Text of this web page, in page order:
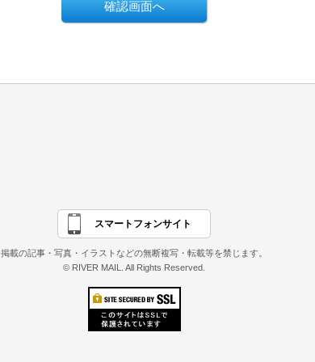
スマートフォンサイト
掲載の記事・写真・イラストなどの無断複写・転載等を禁じます。
© RIVER MAIL. All Rights Reserved.